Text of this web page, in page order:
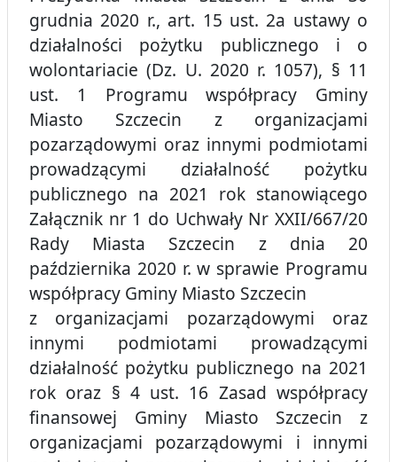
grudnia 2020 r., art. 15 ust. 2a ustawy o
działalności pożytku publicznego i o
wolontariacie (Dz. U. 2020 r. 1057), § 11
ust. 1 Programu współpracy Gminy
Miasto Szczecin z organizacjami
pozarządowymi oraz innymi podmiotami
prowadzącymi działalność pożytku
publicznego na 2021 rok stanowiącego
Załącznik nr 1 do Uchwały Nr XXII/667/20
Rady Miasta Szczecin z dnia 20
października 2020 r. w sprawie Programu
współpracy Gminy Miasto Szczecin
z organizacjami pozarządowymi oraz
innymi podmiotami prowadzącymi
działalność pożytku publicznego na 2021
rok oraz § 4 ust. 16 Zasad współpracy
finansowej Gminy Miasto Szczecin z
organizacjami pozarządowymi i innymi